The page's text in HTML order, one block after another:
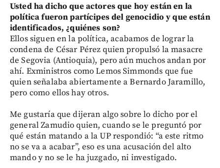
Usted ha dicho que actores que hoy están en la
política fueron partícipes del genocidio y que están
identificados, ¿quiénes son?
Ellos siguen en la política, acabamos de lograr la
condena de César Pérez quien propulsó la masacre
de Segovia (Antioquia), pero aún muchos andan por
ahí. Exministros como Lemos Simmonds que fue
quien señalaba abiertamente a Bernardo Jaramillo,
pero como ellos hay otros.
Me gustaría que dijeran algo sobre lo dicho por el
general Zamudio quien, cuando se le preguntó por
qué están matando a la UP respondió: “a este ritmo
no se va a acabar”, eso es una acusación del alto
mando y no se le ha juzgado, ni investigado.